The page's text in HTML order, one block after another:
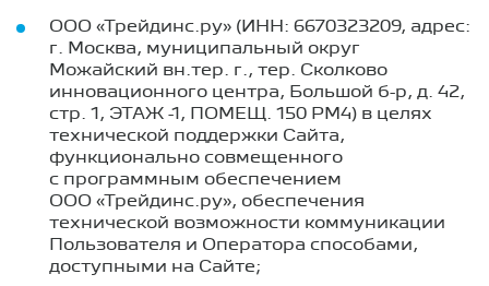
ООО «Трейдинс.ру» (ИНН: 6670323209, адрес:
г. Москва, муниципальный округ
Можайский вн.тер. г., тер. Сколково
инновационного центра, Большой б-р, д. 42,
стр. 1, ЭТАЖ -1, ПОМЕЩ. 150 РМ4) в целях
технической поддержки Сайта,
функционально совмещенного
с программным обеспечением
ООО «Трейдинс.ру», обеспечения
технической возможности коммуникации
Пользователя и Оператора способами,
доступными на Сайте;